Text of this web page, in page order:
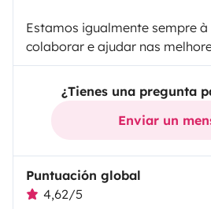
Estamos igualmente sempre
colaborar e ajudar nas
¿Tienes una pregunta
Enviar un
Puntuación global
4,62/5